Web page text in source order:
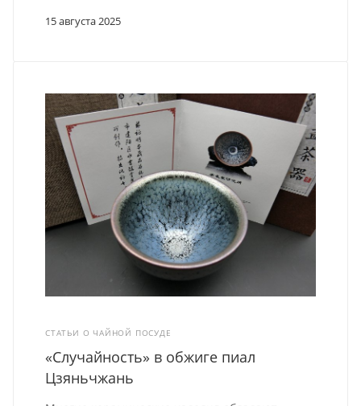
15 августа 2025
СТАТЬИ О ЧАЙНОЙ ПОСУДЕ
«Случайность» в обжиге пиал
Цзяньчжань